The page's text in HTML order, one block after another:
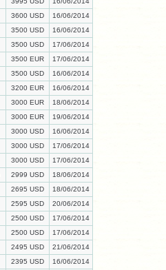
3600 USD
16/06/2014
3500 USD
16/06/2014
3500 USD
17/06/2014
3500 EUR
17/06/2014
3500 USD
16/06/2014
3200 EUR
16/06/2014
3000 EUR
18/06/2014
3000 EUR
19/06/2014
3000 USD
16/06/2014
3000 USD
17/06/2014
3000 USD
17/06/2014
2999 USD
18/06/2014
2695 USD
18/06/2014
2595 USD
20/06/2014
2500 USD
17/06/2014
2500 USD
17/06/2014
2495 USD
21/06/2014
2395 USD
16/06/2014